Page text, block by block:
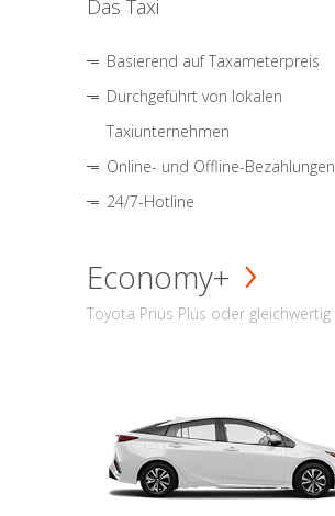
Das Taxi
Basierend auf Taxameterpreis
Durchgeführt von lokalen
Taxiunternehmen
Online- und Offline-Bezahlungen
24/7-Hotline
Economy+
Toyota Prius Plus oder gleichwertig